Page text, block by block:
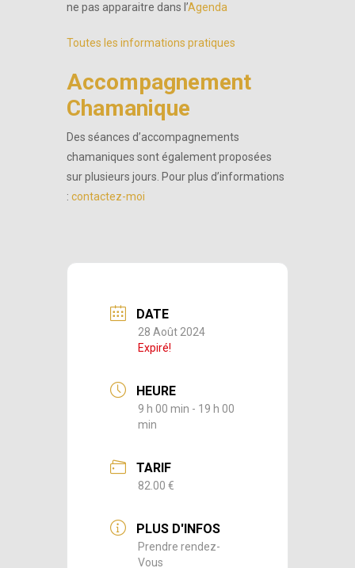
ne pas apparaitre dans l’Agenda
Toutes les informations pratiques
Accompagnement
Chamanique
Des séances d’accompagnements
chamaniques sont également proposées
sur plusieurs jours. Pour plus d’informations
: contactez-moi
DATE
28 Août 2024
Expiré!
HEURE
9 h 00 min - 19 h 00
min
TARIF
82.00 €
PLUS D'INFOS
Prendre rendez-
Vous